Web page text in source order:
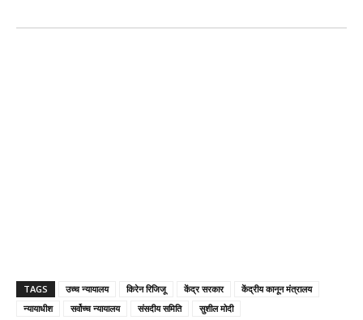
TAGS उच्च न्यायालय किरेन रिजिजू केंद्र सरकार
केंद्रीय कानून मंत्रालय
न्यायाधीश
सर्वोच्च न्यायालय संसदीय समिति सुशील मोदी